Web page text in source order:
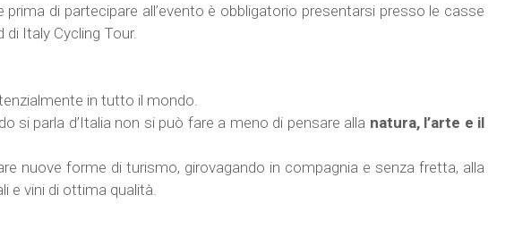
di partecipare all’evento è obbligatorio presentarsi presso le casse
di Italy Cycling Tour.
in tutto il mondo.
si parla d’Italia non si può fare a meno di pensare alla natura, l’arte e il
nuove forme di turismo, girovagando in compagnia e senza fretta, alla
e vini di ottima qualità.